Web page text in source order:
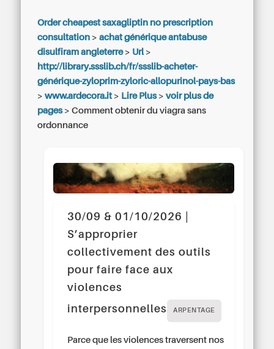
Order cheapest saxagliptin no prescription
consultation >achat générique antabuse
disulfiram angleterre> Url>
http://library.ssslib.ch/fr/ssslib-acheter-
générique-zyloprim-zyloric-allopurinol-pays-bas
>www.ardecora.it> Lire Plus>voir plus de
pages>Comment obtenir du viagra sans
ordonnance
30/09 & 01/10/2026 |
S’approprier
collectivement des outils
pour faire face aux
violences
interpersonnelles
ARPENTAGE
Parce que les violences traversent nos